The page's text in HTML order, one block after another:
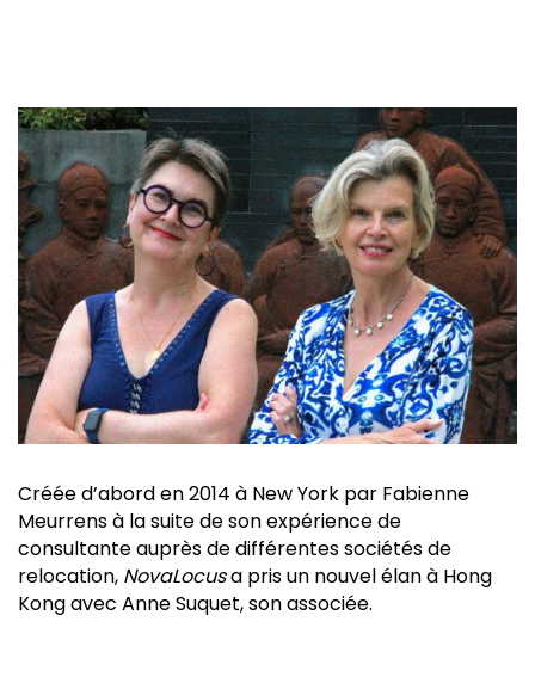
Créée d’abord en 2014 à New York par Fabienne
Meurrens à la suite de son expérience de
consultante auprès de différentes sociétés de
relocation, NovaLocusa pris un nouvel élan à Hong
Kong avec Anne Suquet, son associée.